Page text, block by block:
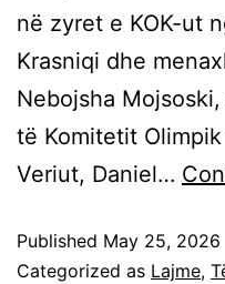
në zyret e KOK-ut
Krasniqi dhe
Nebojsha
të Komitetit
Veriut, Daniel…
Published May 25, 2026
Categorized as Lajme,